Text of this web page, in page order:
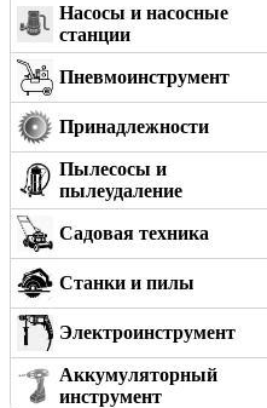
Насосы и насосные
станции
Пневмоинструмент
Принадлежности
Пылесосы и
пылеудаление
Садовая техника
Станки и пилы
Электроинструмент
Аккумуляторный
инструмент